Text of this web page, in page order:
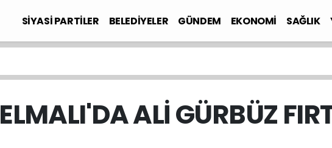
SİYASİ PARTİLER BELEDİYELER GÜNDEM EKONOMİ SAĞLIK
ELMALI'DA ALİ GÜRBÜZ